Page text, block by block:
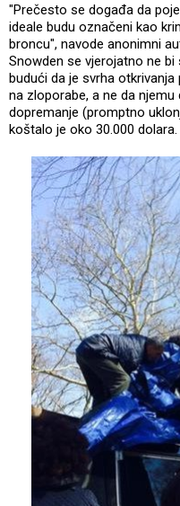
"Prečesto se događa da
ideale budu označeni kao
broncu", navode anonimni
Snowden se vjerojatno ne
budući da je svrha
na zloporabe, a ne da
dopremanje (promptno
koštalo je oko 30.000 dolara.